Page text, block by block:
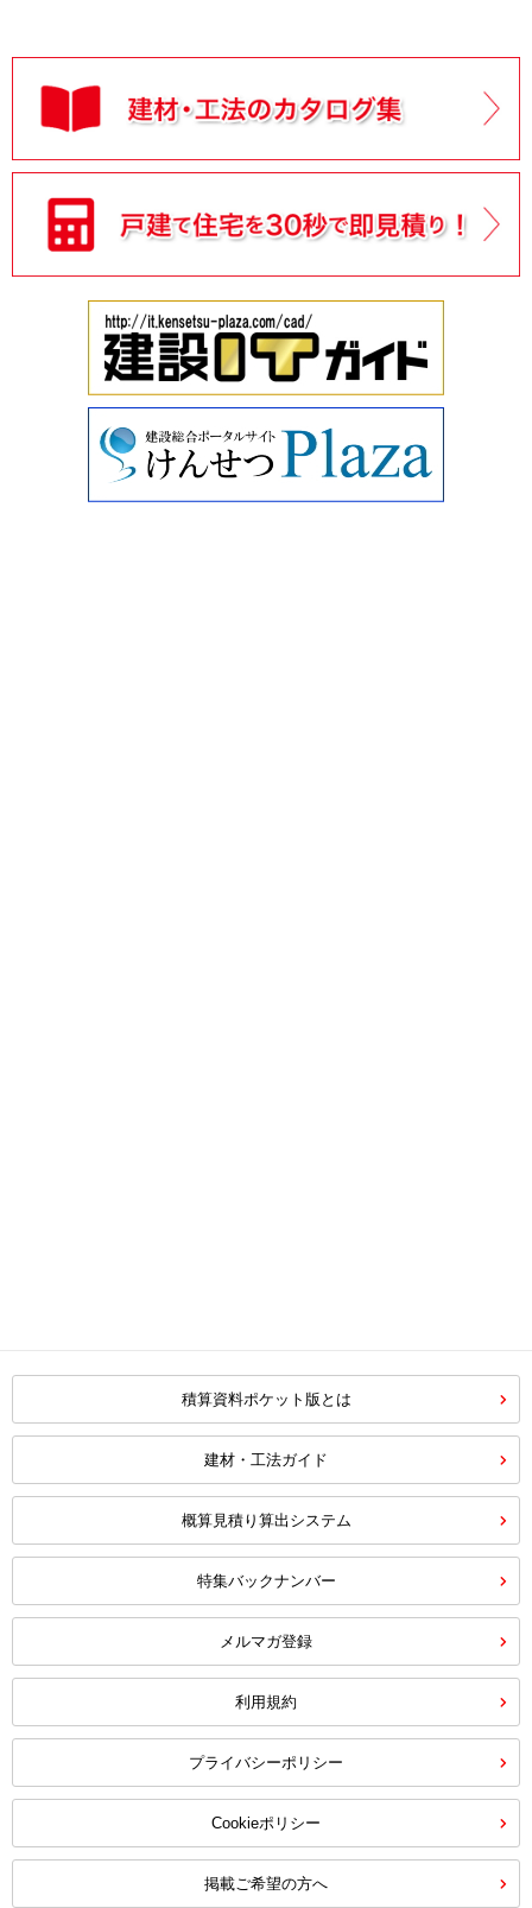
積算資料ポケット版とは
建材・工法ガイド
概算見積り算出システム
特集バックナンバー
メルマガ登録
利用規約
プライバシーポリシー
Cookieポリシー
掲載ご希望の方へ